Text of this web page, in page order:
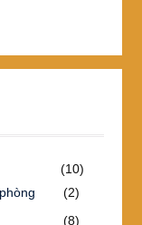
(10)
(2)
(8)